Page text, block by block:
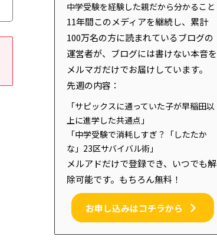
中学受験を経験した親だから分かること
11年間このメディアを継続し、累計
100万名の方に読まれているブログの
運営者が、ブログには書けない本音を
メルマガだけでお届けしています。
先週の内容：
「サピックスに通っていた子が早稲田以
上に進学した共通点」
「中学受験で消耗しすぎ？「したたか
な」23区サバイバル術」
メルアドだけで登録でき、いつでも解
除可能です。もちろん無料！
お申し込みはコチラから